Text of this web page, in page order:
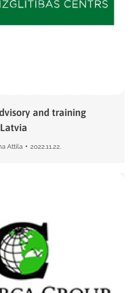
and training
Attila 2022.11.22.